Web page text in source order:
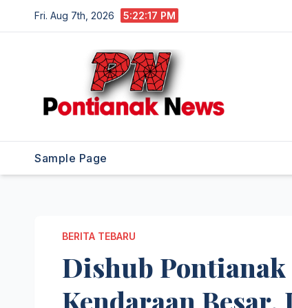
to
Fri. Aug 7th, 2026 5:22:18 PM
Sample Page
BERITA TEBARU
Dishub Pontianak
Kendaraan